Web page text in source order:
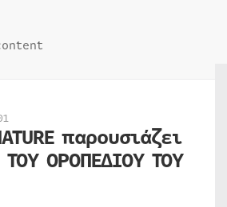
παρουσιάζει
ΟΡΟΠΕΔΙΟΥ ΤΟΥ